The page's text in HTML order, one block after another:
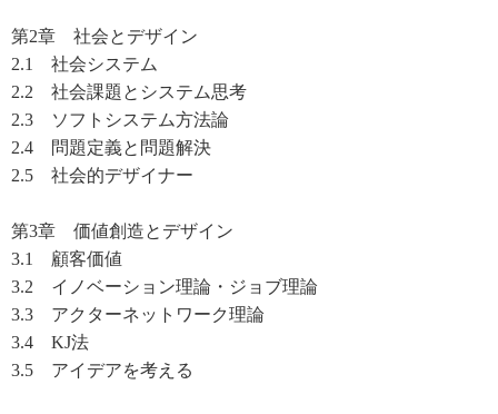
第2章 社会とデザイン
2.1 社会システム
2.2 社会課題とシステム思考
2.3 ソフトシステム方法論
2.4 問題定義と問題解決
2.5 社会的デザイナー
第3章 価値創造とデザイン
3.1 顧客価値
3.2 イノベーション理論・ジョブ理論
3.3 アクターネットワーク理論
3.4 KJ法
3.5 アイデアを考える